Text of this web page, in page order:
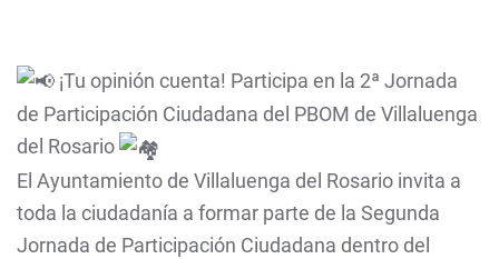
¡Tu opinión cuenta! Participa en la 2ª Jornada
de Participación Ciudadana del PBOM de Villaluenga
del Rosario
El Ayuntamiento de Villaluenga del Rosario invita a
toda la ciudadanía a formar parte de la Segunda
Jornada de Participación Ciudadana dentro del